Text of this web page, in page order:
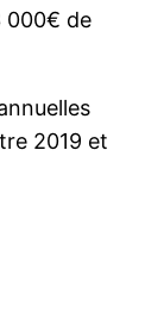
de
2019 et